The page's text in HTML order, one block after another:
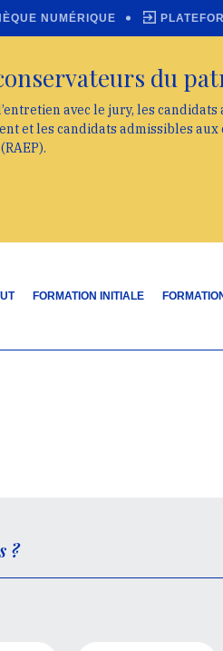
FORMATION INITIALE
NUMÉRIQUE
du
avec le jury, les
et les candidats admissibles